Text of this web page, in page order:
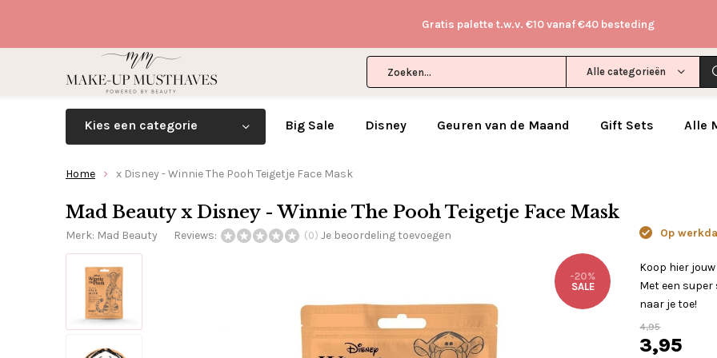
Alle categorieën
Gratis palette t.w.v. €10 vanaf €40 besteding
Kies een categorie Big Sale Disney Geuren van de Maand Gift Sets Alle
Home x Disney - Winnie The Pooh Teigetje Face Mask
Mad Beauty x Disney - Winnie The Pooh Teigetje Face Mask
Merk: Mad Beauty Reviews: (0) Je beoordeling toevoegen
-20%
SALE
Op
Koop hier
Met een
naar je toe!
4,95
3,95